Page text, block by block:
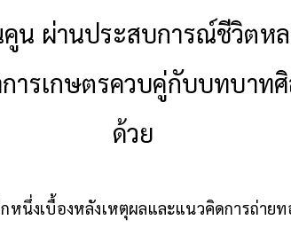
น ผ่านประสบการณ์ชีวิตหล
การเกษตรควบคู่กับบทบาท
ด้วย
หนึ่งเบื้องหลังเหตุผลและแนวคิดการถ่ายท